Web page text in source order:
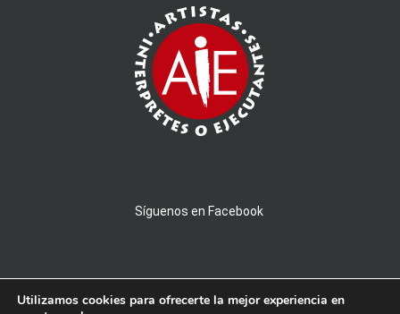
Síguenos en Facebook
Utilizamos cookies para ofrecerte la mejor experiencia en